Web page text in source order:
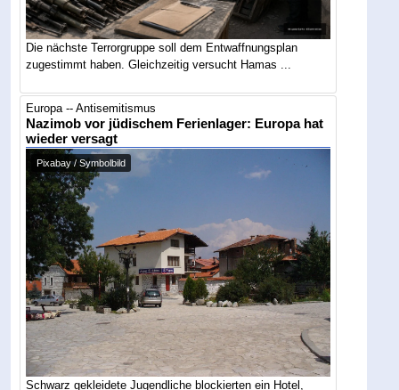
Die nächste Terrorgruppe soll dem Entwaffnungsplan
zugestimmt haben. Gleichzeitig versucht Hamas ...
Europa -- Antisemitismus
Nazimob vor jüdischem Ferienlager: Europa hat
wieder versagt
Pixabay / Symbolbild
Schwarz gekleidete Jugendliche blockierten ein Hotel,